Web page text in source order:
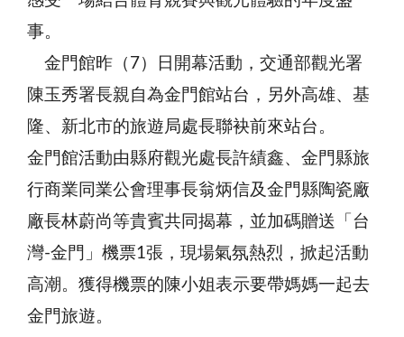
事。
金門館昨（7）日開幕活動，交通部觀光署
陳玉秀署長親自為金門館站台，另外高雄、基
隆、新北市的旅遊局處長聯袂前來站台。
金門館活動由縣府觀光處長許績鑫、金門縣旅
行商業同業公會理事長翁炳信及金門縣陶瓷廠
廠長林蔚尚等貴賓共同揭幕，並加碼贈送「台
灣-金門」機票1張，現場氣氛熱烈，掀起活動
高潮。獲得機票的陳小姐表示要帶媽媽一起去
金門旅遊。